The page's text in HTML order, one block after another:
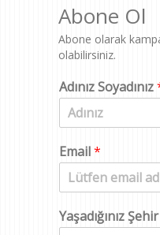
Abone Ol
Abone olarak
olabilirsiniz.
Adınız Soyadınız
d
Email*
Yaşadığınız Şehir